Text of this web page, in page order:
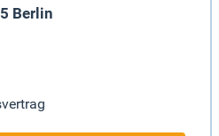
Berlin